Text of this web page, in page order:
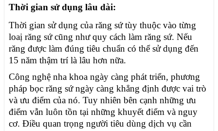
Thời gian sử dụng lâu dài:
Thời gian sử dụng của răng sứ tùy thuộc vào từng
loaị răng sứ cũng như quy cách làm răng sứ. Nếu
răng được làm đúng tiêu chuẩn có thể sử dụng đến
15 năm thậm trí là lâu hơn nữa.
Công nghệ nha khoa ngày càng phát triển, phương
pháp bọc răng sứ ngày càng khẳng định được vai trò
và ưu điểm của nó. Tuy nhiên bên cạnh những ưu
điểm vẫn luôn tồn tại những khuyết điểm và nguy
cơ. Điều quan trọng người tiêu dùng dịch vụ cần